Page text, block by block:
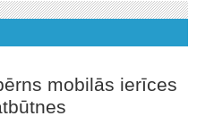
mobilās ierīces